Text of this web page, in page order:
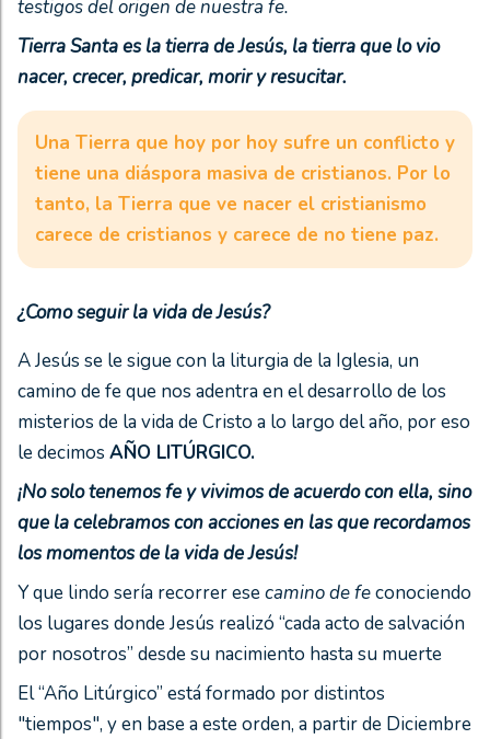
testigos del origen de nuestra fe.
Tierra Santa es la tierra de Jesús, la tierra que lo vio
nacer, crecer, predicar, morir y resucitar.
Una Tierra que hoy por hoy sufre un conflicto y
tiene una diáspora masiva de cristianos. Por lo
tanto, la Tierra que ve nacer el cristianismo
carece de cristianos y carece de no tiene paz.
¿Como seguir la vida de Jesús?
A Jesús se le sigue con la liturgia de la Iglesia, un
camino de fe que nos adentra enel desarrollo de los
misterios de la vida de Cristo a lo largo del año, por eso
le decimos AÑO LITÚRGICO.
¡No solo tenemos fe y vivimos de acuerdo con ella, sino
que la celebramos con acciones en las que recordamos
los momentos de la vida de Jesús!
Y que lindo sería recorrer esecamino de feconociendo
los lugares donde Jesús realizó “cada acto de salvación
por nosotros” desde su nacimiento hasta su muerte
El “Año Litúrgico” está formado por distintos
"tiempos", y en base a este orden, a partir de Diciembre